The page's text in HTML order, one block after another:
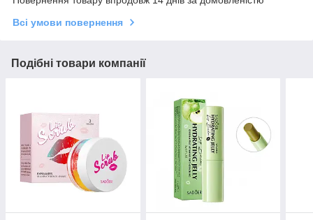
Всі умови повернення
Подібні товари компанії